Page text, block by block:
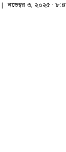
নভেম্বর ৩, ২০২৫ ·